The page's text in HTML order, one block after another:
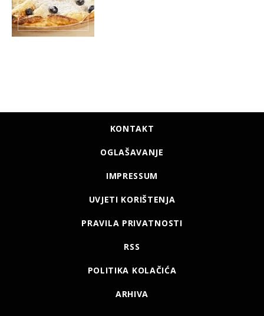
KONTAKT
OGLAŠAVANJE
IMPRESSUM
UVJETI KORIŠTENJA
PRAVILA PRIVATNOSTI
RSS
POLITIKA KOLAČIĆA
ARHIVA